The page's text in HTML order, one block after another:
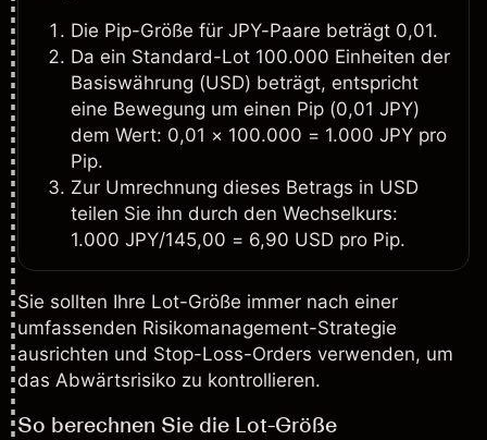
Die Pip-Größe für JPY-Paare beträgt 0,01.
Da ein Standard-Lot 100.000 Einheiten der
Basiswährung (USD) beträgt, entspricht
eine Bewegung um einen Pip (0,01 JPY)
dem Wert: 0,01 × 100.000 = 1.000 JPY pro
Pip.
Zur Umrechnung dieses Betrags in USD
teilen Sie ihn durch den Wechselkurs:
1.000 JPY/145,00 = 6,90 USD pro Pip.
Sie sollten Ihre Lot-Größe immer nach einer
umfassenden Risikomanagement-Strategie
ausrichten und Stop-Loss-Orders verwenden, um
das Abwärtsrisiko zu kontrollieren.
So berechnen Sie die Lot-Größe